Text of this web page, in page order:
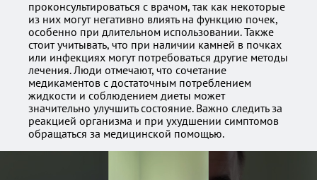
проконсультироваться с врачом, так как некоторые
из них могут негативно влиять на функцию почек,
особенно при длительном использовании. Также
стоит учитывать, что при наличии камней в почках
или инфекциях могут потребоваться другие методы
лечения. Люди отмечают, что сочетание
медикаментов с достаточным потреблением
жидкости и соблюдением диеты может
значительно улучшить состояние. Важно следить за
реакцией организма и при ухудшении симптомов
обращаться за медицинской помощью.